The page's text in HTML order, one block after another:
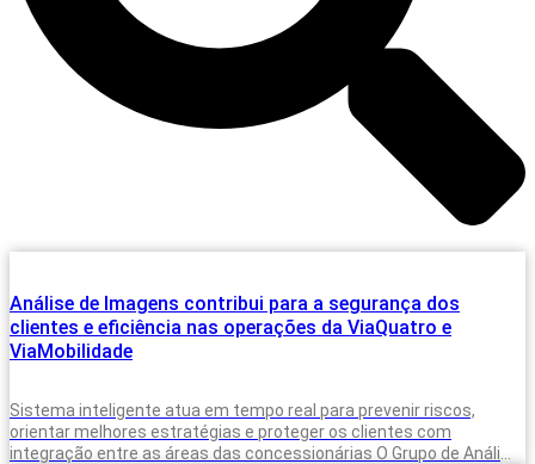
Análise de Imagens contribui para a segurança dos
clientes e eficiência nas operações da ViaQuatro e
ViaMobilidade
Sistema inteligente atua em tempo real para prevenir riscos,
orientar melhores estratégias e proteger os clientes com
integração entre as áreas das concessionárias O Grupo de Análise